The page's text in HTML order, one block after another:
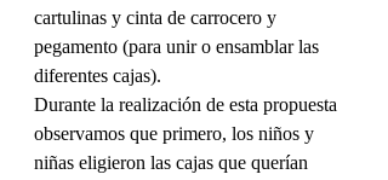
cartulinas y cinta de carrocero y
pegamento (para unir o ensamblar las
diferentes cajas).
Durante la realización de esta propuesta
observamos que primero, los niños y
niñas eligieron las cajas que querían